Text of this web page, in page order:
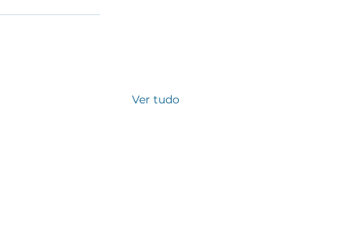
Ver tudo